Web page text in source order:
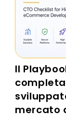
Il
mercato